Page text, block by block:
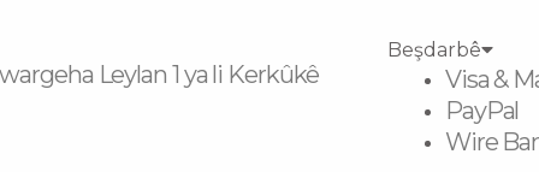
Leylan 1 ya li Kerkûkê
Beşdarbê
Visa &
PayPal
Wire